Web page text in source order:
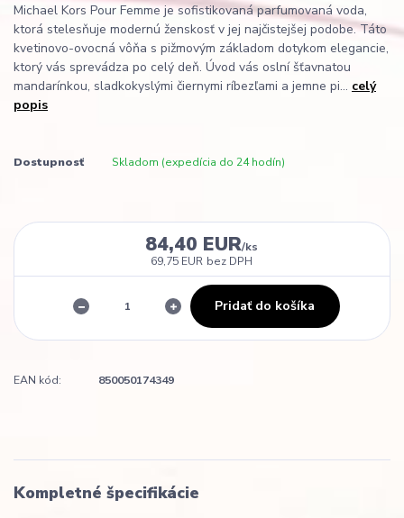
Michael Kors Pour Femme je sofistikovaná parfumovaná voda,
ktorá stelesňuje modernú ženskosť v jej najčistejšej podobe. Táto
kvetinovo-ovocná vôňa s pižmovým základom dotykom elegancie,
ktorý vás sprevádza po celý deň. Úvod vás oslní šťavnatou
mandarínkou, sladkokyslými čiernymi ríbezľami a jemne pi... celý
popis
Dostupnosť Skladom (expedícia do 24 hodín)
84,40 EUR/ks
69,75 EUR bez DPH
Pridať do košíka
EAN kód: 850050174349
Kompletné špecifikácie